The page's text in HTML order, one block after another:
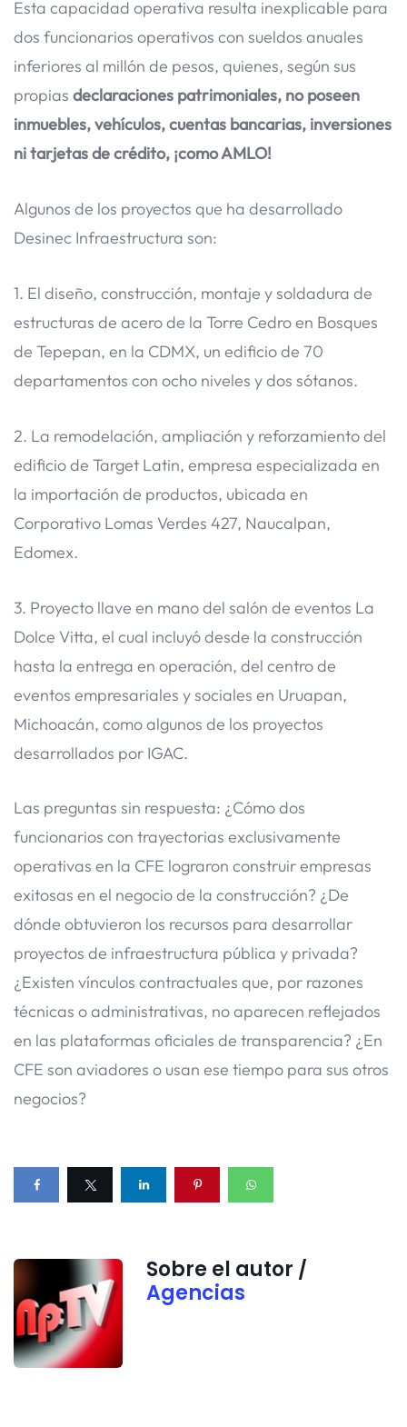
Esta capacidad operativa resulta inexplicable para
dos funcionarios operativos con sueldos anuales
inferiores al millón de pesos, quienes, según sus
propias declaraciones patrimoniales, no poseen
inmuebles, vehículos, cuentas bancarias, inversiones
ni tarjetas de crédito, ¡como AMLO!
Algunos de los proyectos que ha desarrollado
Desinec Infraestructura son:
1. El diseño, construcción, montaje y soldadura de
estructuras de acero de la Torre Cedro en Bosques
de Tepepan, en la CDMX, un edificio de 70
departamentos con ocho niveles y dos sótanos.
2. La remodelación, ampliación y reforzamiento del
edificio de Target Latin, empresa especializada en
la importación de productos, ubicada en
Corporativo Lomas Verdes 427, Naucalpan,
Edomex.
3. Proyecto llave en mano del salón de eventos La
Dolce Vitta, el cual incluyó desde la construcción
hasta la entrega en operación, del centro de
eventos empresariales y sociales en Uruapan,
Michoacán, como algunos de los proyectos
desarrollados por IGAC.
Las preguntas sin respuesta: ¿Cómo dos
funcionarios con trayectorias exclusivamente
operativas en la CFE lograron construir empresas
exitosas en el negocio de la construcción? ¿De
dónde obtuvieron los recursos para desarrollar
proyectos de infraestructura pública y privada?
¿Existen vínculos contractuales que, por razones
técnicas o administrativas, no aparecen reflejados
en las plataformas oficiales de transparencia? ¿En
CFE son aviadores o usan ese tiempo para sus otros
negocios?
Sobre el autor /
Agencias